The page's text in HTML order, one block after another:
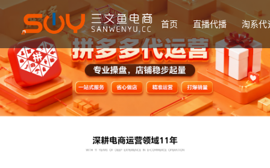
首页 直播代播 淘系代